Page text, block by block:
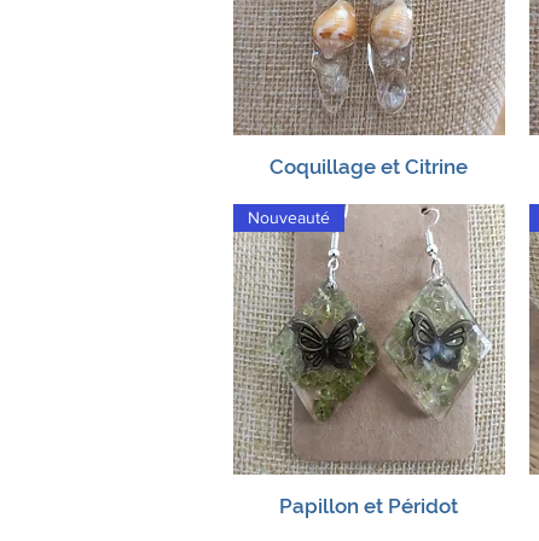
Aperçu rapide
Coquillage et Citrine
Aperçu rapide
Nouveauté
Papillon et Péridot